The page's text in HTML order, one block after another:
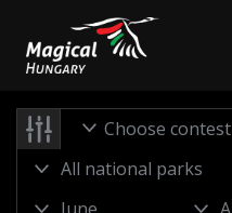
Choose contest